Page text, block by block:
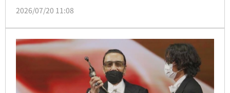
不惜零片酬演出，今日傳出病逝消息，周星馳也在社群
2026/07/20 11:08